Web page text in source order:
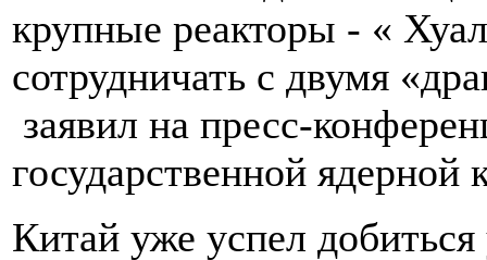
крупные реакторы - «
сотрудничать с двумя
заявил на пресс-
государственной
Китай уже успел